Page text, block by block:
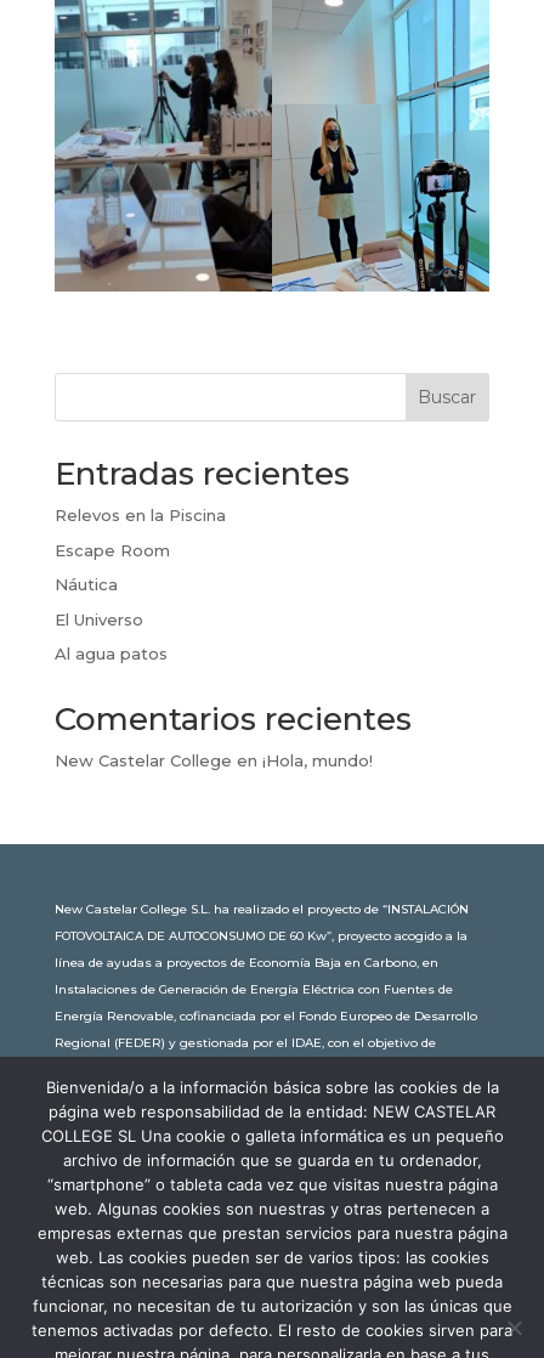
Buscar
Entradas recientes
Relevos en la Piscina
Escape Room
Náutica
El Universo
Al agua patos
Comentarios recientes
New Castelar College en ¡Hola, mundo!
New Castelar College S.L. ha realizado el proyecto de “INSTALACIÓN
FOTOVOLTAICA DE AUTOCONSUMO DE 60 Kw”, proyecto acogido a la
línea de ayudas a proyectos de Economía Baja en Carbono, en
Instalaciones de Generación de Energía Eléctrica con Fuentes de
Energía Renovable, cofinanciada por el Fondo Europeo de Desarrollo
Regional (FEDER) y gestionada por el IDAE, con el objetivo de
subvención de 30.245,63€. Con una potencia instalada de 60kW, la
comunidad educativa de New Castelar ahorra al planeta 34,79
toneladas de CO2 al año, lo que equivale a recorrer 116.677 km en coche
o plantar 116 árboles al año.
Bienvenida/o a la información básica sobre las cookies de la
página web responsabilidad de la entidad: NEW CASTELAR
COLLEGE SL Una cookie o galleta informática es un pequeño
archivo de información que se guarda en tu ordenador,
“smartphone” o tableta cada vez que visitas nuestra página
web. Algunas cookies son nuestras y otras pertenecen a
empresas externas que prestan servicios para nuestra página
web. Las cookies pueden ser de varios tipos: las cookies
técnicas son necesarias para que nuestra página web pueda
funcionar, no necesitan de tu autorización y son las únicas que
tenemos activadas por defecto. El resto de cookies sirven para